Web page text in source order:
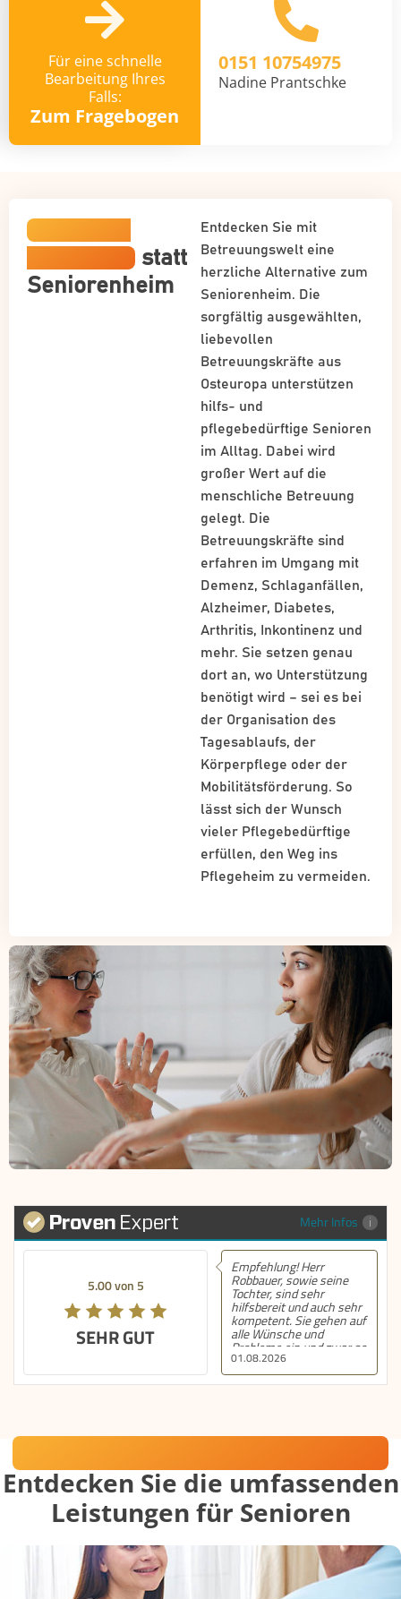
Für eine schnelle
Bearbeitung Ihres
Falls:
Zum Fragebogen
0151 10754975
Nadine Prantschke
Häusliche
Betreuung statt
Seniorenheim
Entdecken Sie mit
Betreuungswelt eine
herzliche Alternative zum
Seniorenheim. Die
sorgfältig ausgewählten,
liebevollen
Betreuungskräfte aus
Osteuropa unterstützen
hilfs- und
pflegebedürftige Senioren
im Alltag. Dabei wird
großer Wert auf die
menschliche Betreuung
gelegt. Die
Betreuungskräfte sind
erfahren im Umgang mit
Demenz, Schlaganfällen,
Alzheimer, Diabetes,
Arthritis, Inkontinenz und
mehr. Sie setzen genau
dort an, wo Unterstützung
benötigt wird – sei es bei
der Organisation des
Tagesablaufs, der
Körperpflege oder der
Mobilitätsförderung. So
lässt sich der Wunsch
vieler Pflegebedürftige
erfüllen, den Weg ins
Pflegeheim zu vermeiden.
Mehr Infos
5.00 von 5
SEHR GUT
01.08.2026
Empfehlung! Herr
Robbauer, sowie seine
Tochter, sind sehr
hilfsbereit und auch sehr
kompetent. Sie gehen auf
alle Wünsche und
Probleme ein und zwar so
schnell wie möglich und
dies auch am
Wochenende und am
Familie sehr dankbar.
Häusliche Betreuung mit Herz
Entdecken Sie die umfassenden
Leistungen für Senioren